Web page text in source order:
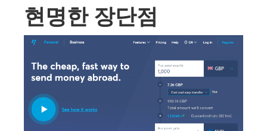
현명한 장단점